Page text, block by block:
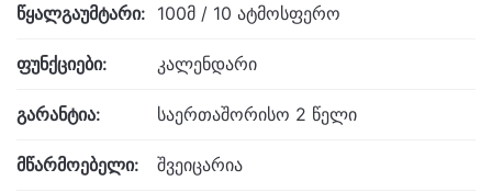
წყალგაუმტარი: 100მ / 10 ატმოსფერო
ფუნქციები: კალენდარი
გარანტია: საერთაშორისო 2 წელი
მწარმოებელი: შვეიცარია